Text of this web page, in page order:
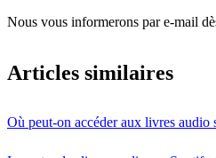
Nous vous informerons par e-mail
Articles similaires
Où peut-on accéder aux livres audio